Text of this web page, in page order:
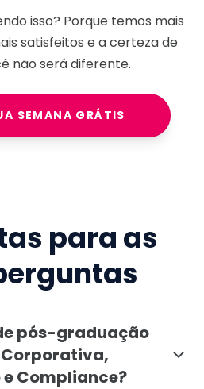
isso? Porque temos mais
satisfeitos e a certeza de
não será diferente.
SEMANA GRÁTIS
para as
pós-graduação
Compliance?